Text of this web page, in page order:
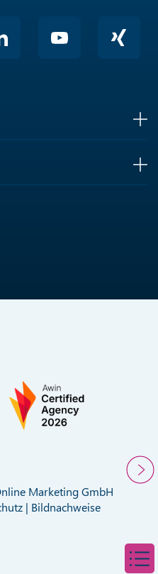
Marketing GmbH
| Bildnachweise